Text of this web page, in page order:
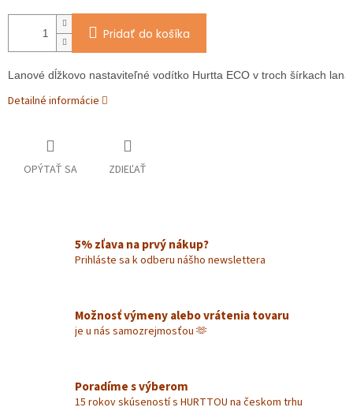
Pridať do košíka
Lanové dĺžkovo nastaviteľné vodítko Hurtta ECO v troch šírkach lana
Detailné informácie
OPÝTAŤ SA ZDIEĽAŤ
5% zľava na prvý nákup?
Prihláste sa k odberu nášho newslettera
Možnosť výmeny alebo vrátenia tovaru
je u nás samozrejmosťou 🫶
Poradíme s výberom
15 rokov skúseností s HURTTOU na českom trhu